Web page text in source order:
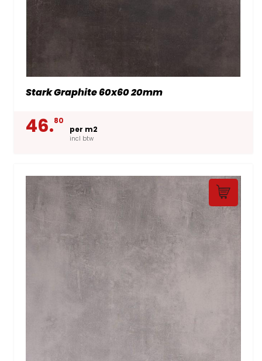
Stark Graphite 60x60 20mm
46.80
per m2
incl btw